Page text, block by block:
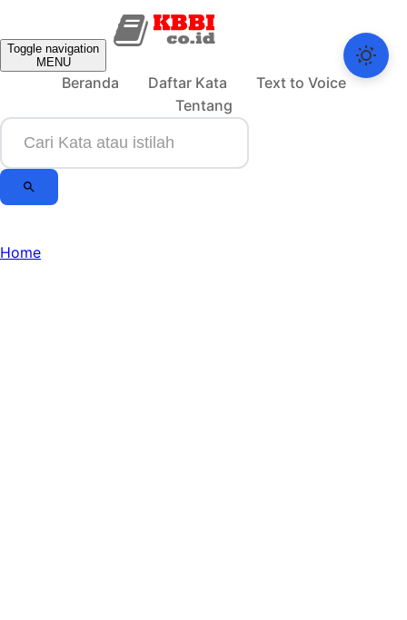
Toggle navigation
MENU
Beranda Daftar Kata
Text to Voice
Tentang
Home